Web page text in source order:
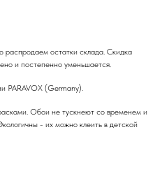
распродаем остатки склада. Скидка
и постепенно уменьшается.
PARAVOX (Germany).
Обои не тускнеют со временем и
- их можно клеить в детской